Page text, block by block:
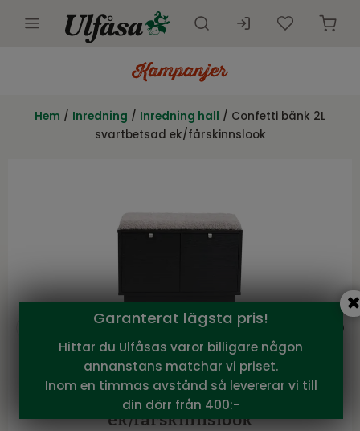
Innemöbler
Kampanjer
Hem / Inredning / Inredning hall / Confetti bänk 2L
svartbetsad ek/fårskinnslook
Rowico
Confetti bänk 2L svartbetsad
ek/fårskinnslook
Garanterat lägsta pris!
Hittar du Ulfåsas varor billigare någon
annanstans matchar vi priset.
Inom en timmas avstånd så levererar vi till
din dörr från 400:-